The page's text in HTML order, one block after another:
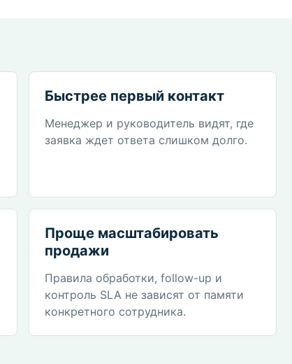
Быстрее первый контакт
Менеджер и руководитель видят, где
заявка ждет ответа слишком долго.
Проще масштабировать
продажи
Правила обработки, follow-up и
контроль SLA не зависят от памяти
конкретного сотрудника.